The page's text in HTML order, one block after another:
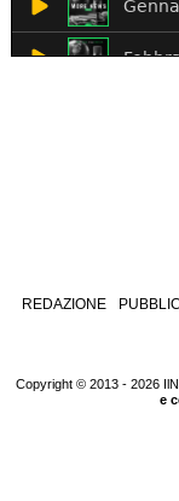
REDAZIONE
Copyright © 2013 - 2026
e